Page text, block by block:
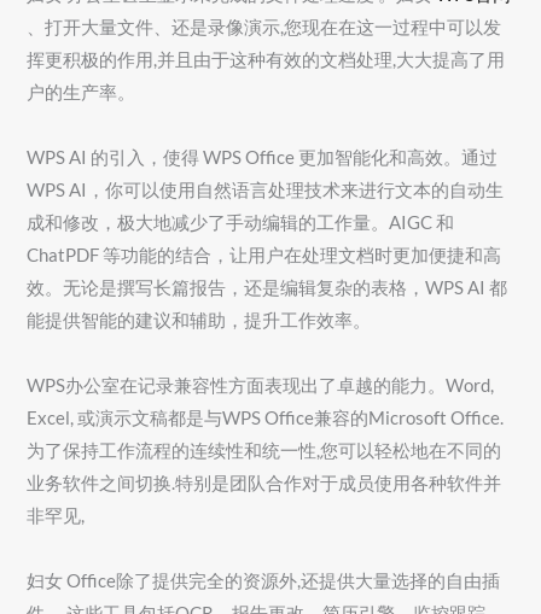
、打开大量文件、还是录像演示,您现在在这一过程中可以发
挥更积极的作用,并且由于这种有效的文档处理,大大提高了用
户的生产率。
WPS AI 的引入，使得 WPS Office 更加智能化和高效。通过
WPS AI，你可以使用自然语言处理技术来进行文本的自动生
成和修改，极大地减少了手动编辑的工作量。AIGC 和
ChatPDF 等功能的结合，让用户在处理文档时更加便捷和高
效。无论是撰写长篇报告，还是编辑复杂的表格，WPS AI 都
能提供智能的建议和辅助，提升工作效率。
WPS办公室在记录兼容性方面表现出了卓越的能力。Word,
Excel, 或演示文稿都是与WPS Office兼容的Microsoft Office.
为了保持工作流程的连续性和统一性,您可以轻松地在不同的
业务软件之间切换.特别是团队合作对于成员使用各种软件并
非罕见,
妇女 Office除了提供完全的资源外,还提供大量选择的自由插